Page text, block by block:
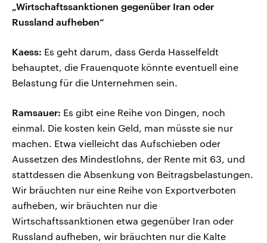
„Wirtschaftssanktionen gegenüber Iran oder
Russland aufheben“
Kaess: Es geht darum, dass Gerda Hasselfeldt
behauptet, die Frauenquote könnte eventuell eine
Belastung für die Unternehmen sein.
Ramsauer: Es gibt eine Reihe von Dingen, noch
einmal. Die kosten kein Geld, man müsste sie nur
machen. Etwa vielleicht das Aufschieben oder
Aussetzen des Mindestlohns, der Rente mit 63, und
stattdessen die Absenkung von Beitragsbelastungen.
Wir bräuchten nur eine Reihe von Exportverboten
aufheben, wir bräuchten nur die
Wirtschaftssanktionen etwa gegenüber Iran oder
Russland aufheben, wir bräuchten nur die Kalte